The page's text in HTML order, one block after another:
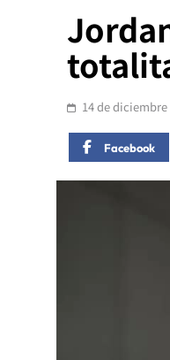
14 de diciembre
Facebook